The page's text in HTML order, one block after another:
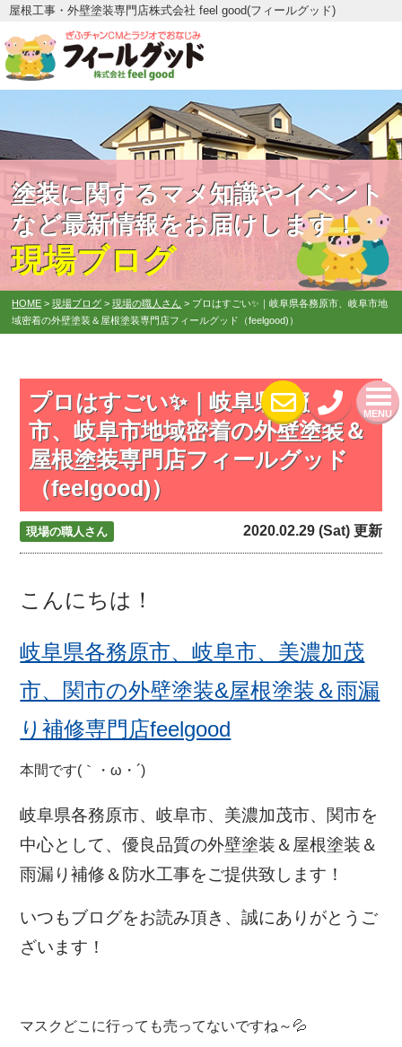
屋根工事・外壁塗装専門店株式会社 feel good(フィールグッド)
MENU
塗装に関するマメ知識やイベント
など最新情報をお届けします！
現場ブログ
HOME >現場ブログ >現場の職人さん > プロはすごい✨｜岐阜県各務原市、岐阜市地
域密着の外壁塗装＆屋根塗装専門店フィールグッド（feelgood)）
プロはすごい✨｜岐阜県各務原
市、岐阜市地域密着の外壁塗装＆
屋根塗装専門店フィールグッド
（feelgood)）
現場の職人さん 2020.02.29 (Sat) 更新
こんにちは！
岐阜県各務原市、岐阜市、美濃加茂
市、関市の外壁塗装&屋根塗装＆雨漏
り補修専門店feelgood
本間です(｀・ω・´)ゞ
岐阜県各務原市、岐阜市、美濃加茂市、関市を
中心として、優良品質の外壁塗装＆屋根塗装＆
雨漏り補修＆防水工事をご提供致します！
いつもブログをお読み頂き、誠にありがとうご
ざいます！
マスクどこに行っても売ってないですね～💦